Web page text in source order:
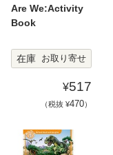
Are We:Activity
Book
在庫 お取り寄せ
¥517
（税抜 ¥470）